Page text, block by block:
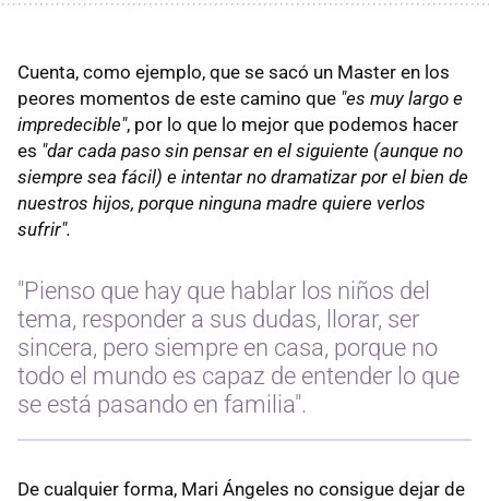
Cuenta, como ejemplo, que se sacó un Master en los
peores momentos de este camino que "es muy largo e
impredecible", por lo que lo mejor que podemos hacer
es "dar cada paso sin pensar en el siguiente (aunque no
siempre sea fácil) e intentar no dramatizar por el bien de
nuestros hijos, porque ninguna madre quiere verlos
sufrir".
"Pienso que hay que hablar los niños del
tema, responder a sus dudas, llorar, ser
sincera, pero siempre en casa, porque no
todo el mundo es capaz de entender lo que
se está pasando en familia".
De cualquier forma, Mari Ángeles no consigue dejar de